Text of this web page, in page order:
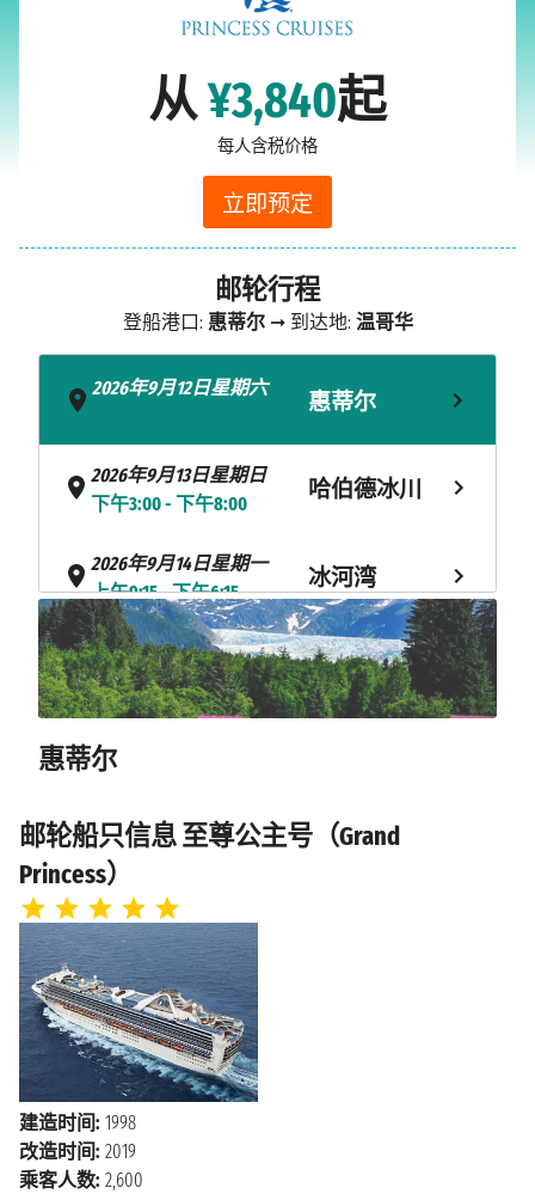
从¥3,840起
每人含税价格
立即预定
邮轮行程
登船港口: 惠蒂尔➞ 到达地: 温哥华
2026年9月12日星期六
惠蒂尔
2026年9月13日星期日
下午3:00 - 下午8:00
哈伯德冰川
2026年9月14日星期一
上午9:15 - 下午6:15
冰河湾
2026年9月15日星期二
上午5:30 - 下午8:30
斯卡圭
2026年9月16日星期三
上午6:30 - 下午4:15
2026年9月17日星期四
上午10:00 - 下午6:00
凯奇坎
2026年9月18日星期五
2026年9月19日星期六
下午4:00
惠蒂尔
邮轮船只信息 至尊公主号（Grand
Princess）
建造时间: 1998
改造时间: 2019
乘客人数: 2,600